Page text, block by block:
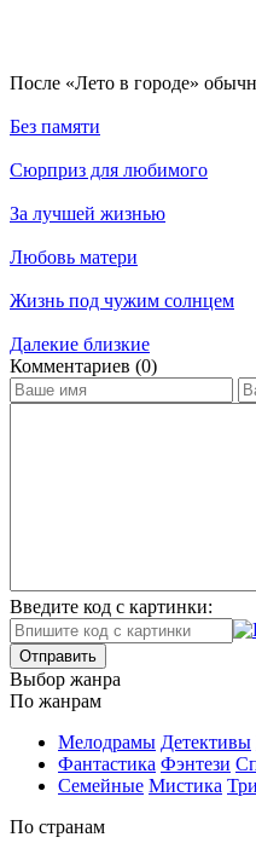
По­сле «Лето в городе»
Без памяти
Сюрприз для любимого
За лучшей жизнью
Любовь матери
Жизнь под чужим солнцем
Далекие близкие
Ком­мен­та­ри­ев (0)
Введите код с картинки:
Отправить
Вы­бор жан­ра
По жан­рам
Ме­ло­дра­мы Де­тек­ти­вы
Фан­та­сти­ка Фэн­те­зи
Се­мей­ные Мис­ти­ка
По стра­нам